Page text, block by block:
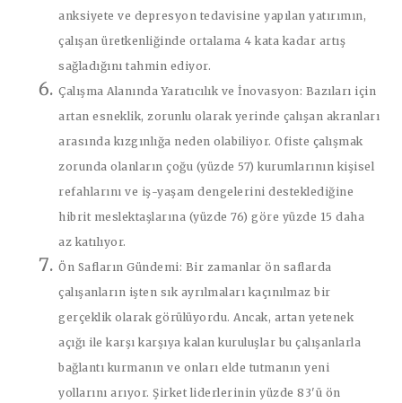
anksiyete ve depresyon tedavisine yapılan yatırımın,
çalışan üretkenliğinde ortalama 4 kata kadar artış
sağladığını tahmin ediyor.
Çalışma Alanında Yaratıcılık ve İnovasyon: Bazıları için
artan esneklik, zorunlu olarak yerinde çalışan akranları
arasında kızgınlığa neden olabiliyor. Ofiste çalışmak
zorunda olanların çoğu (yüzde 57) kurumlarının kişisel
refahlarını ve iş-yaşam dengelerini desteklediğine
hibrit meslektaşlarına (yüzde 76) göre yüzde 15 daha
az katılıyor.
Ön Safların Gündemi: Bir zamanlar ön saflarda
çalışanların işten sık ayrılmaları kaçınılmaz bir
gerçeklik olarak görülüyordu. Ancak, artan yetenek
açığı ile karşı karşıya kalan kuruluşlar bu çalışanlarla
bağlantı kurmanın ve onları elde tutmanın yeni
yollarını arıyor. Şirket liderlerinin yüzde 83'ü ön